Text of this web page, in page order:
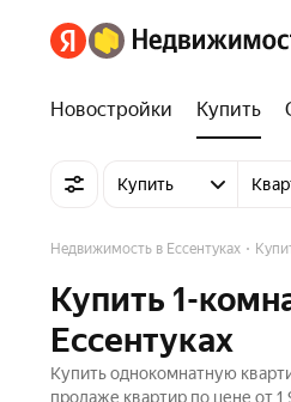
Новостройки Купить
Купить
Недвижимость в Ессентуках
Купить 1-
Ессентуках
Купить однокомнатную
продаже квартир по цене от